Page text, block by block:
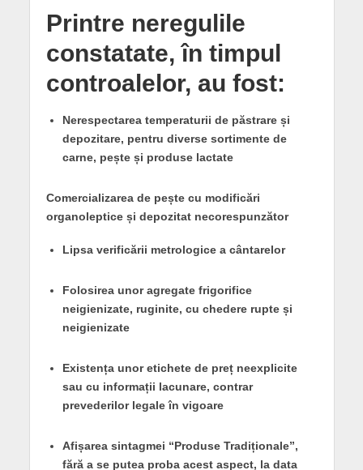
Printre neregulile
constatate, în timpul
controalelor, au fost:
Nerespectarea temperaturii de păstrare și
depozitare, pentru diverse sortimente de
carne, pește și produse lactate
Comercializarea de pește cu modificări
organoleptice și depozitat necorespunzător
Lipsa verificării metrologice a cântarelor
Folosirea unor agregate frigorifice
neigienizate, ruginite, cu chedere rupte și
neigienizate
Existența unor etichete de preț neexplicite
sau cu informații lacunare, contrar
prevederilor legale în vigoare
Afișarea sintagmei “Produse Tradiționale”,
fără a se putea proba acest aspect, la data